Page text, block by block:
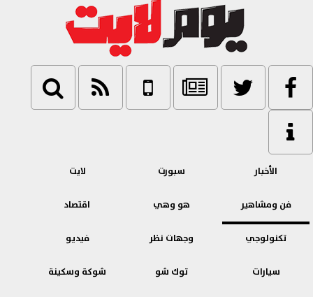
الأخبار سبورت لايت
فن ومشاهير هو وهي اقتصاد
بنوك
تكنولوجي وجهات نظر فيديو
سيارات توك شو شوكة وسكينة